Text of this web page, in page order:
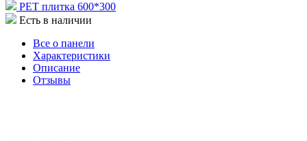
РЕТ плитка 600*300
Есть в наличии
Все о панели
Характеристики
Описание
Отзывы